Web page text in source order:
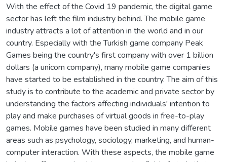
With the effect of the Covid 19 pandemic, the digital game
sector has left the film industry behind. The mobile game
industry attracts a lot of attention in the world and in our
country. Especially with the Turkish game company Peak
Games being the country's first company with over 1 billion
dollars (a unicorn company), many mobile game companies
have started to be established in the country. The aim of this
study is to contribute to the academic and private sector by
understanding the factors affecting individuals' intention to
play and make purchases of virtual goods in free-to-play
games. Mobile games have been studied in many different
areas such as psychology, sociology, marketing, and human-
computer interaction. With these aspects, the mobile game